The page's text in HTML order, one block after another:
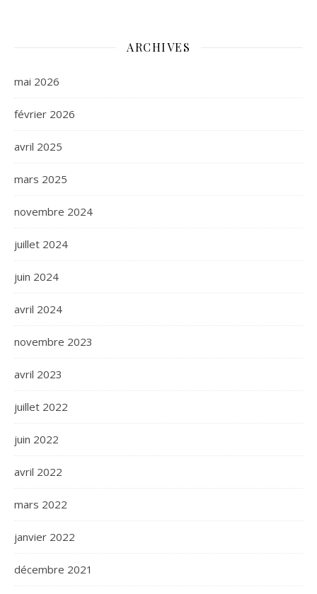
ARCHIVES
mai 2026
février 2026
avril 2025
mars 2025
novembre 2024
juillet 2024
juin 2024
avril 2024
novembre 2023
avril 2023
juillet 2022
juin 2022
avril 2022
mars 2022
janvier 2022
décembre 2021